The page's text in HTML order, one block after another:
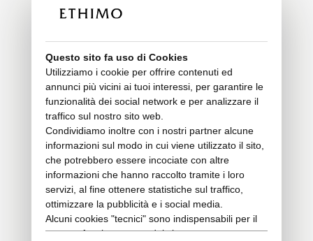
Questo sito fa uso di Cookies
Utilizziamo i cookie per offrire contenuti ed
annunci più vicini ai tuoi interessi, per garantire le
funzionalità dei social network e per analizzare il
traffico sul nostro sito web.
Condividiamo inoltre con i nostri partner alcune
informazioni sul modo in cui viene utilizzato il sito,
che potrebbero essere incociate con altre
informazioni che hanno raccolto tramite i loro
servizi, al fine ottenere statistiche sul traffico,
ottimizzare la pubblicità e i social media.
Alcuni cookies "tecnici" sono indispensabili per il
corretto funzionamento del sito e non trattano o